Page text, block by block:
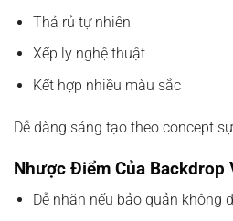
Thả rủ tự nhiên
Xếp ly nghệ thuật
Kết hợp nhiều màu sắc
Dễ dàng sáng tạo theo concept
Nhược Điểm Của Backdrop
Dễ nhăn nếu bảo quản không